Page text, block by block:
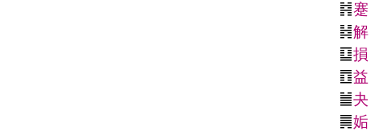
蹇
解
損
益
夬
姤